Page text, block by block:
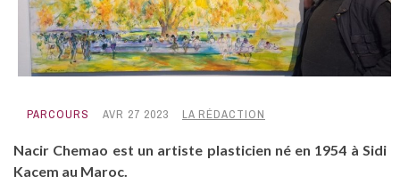
PARCOURS AVR 27 2023 LA RÉDACTION
Nacir Chemao est un artiste plasticien né en 1954 à Sidi
Kacem au Maroc.